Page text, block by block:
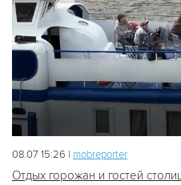
08.07 15:26 | mobreporter
Отдых горожан и гостей